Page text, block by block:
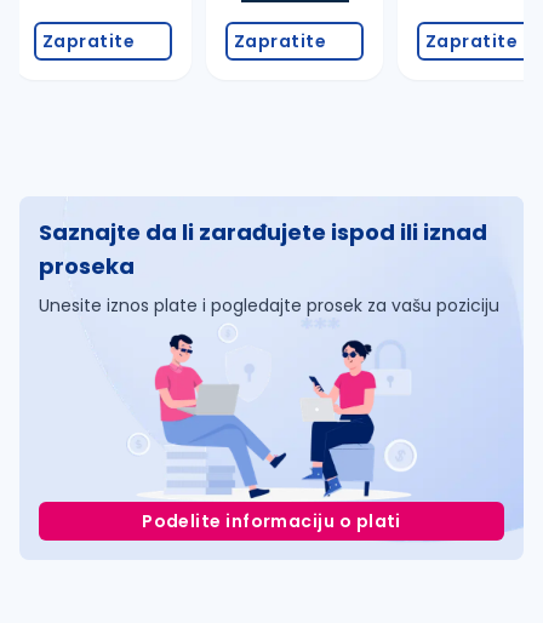
Zapratite Zapratite Zapratite
Saznajte da li zarađujete ispod ili iznad
proseka
Unesite iznos plate i pogledajte prosek za vašu poziciju
Podelite informaciju o plati